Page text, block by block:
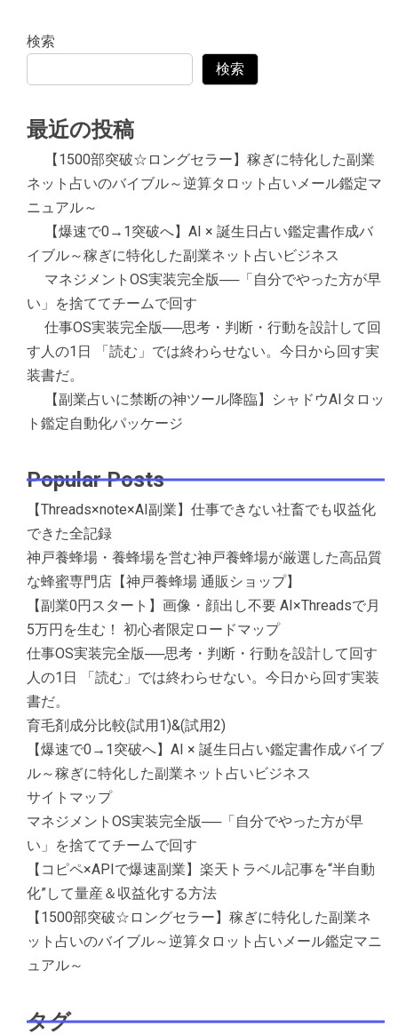
検索
検索
最近の投稿
【1500部突破☆ロングセラー】稼ぎに特化した副業
ネット占いのバイブル～逆算タロット占いメール鑑定マ
ニュアル～
【爆速で0→1突破へ】AI × 誕生日占い鑑定書作成バ
イブル～稼ぎに特化した副業ネット占いビジネス
マネジメントOS実装完全版──「自分でやった方が早
い」を捨ててチームで回す
仕事OS実装完全版──思考・判断・行動を設計して回
す人の1日 「読む」では終わらせない。今日から回す実
装書だ。
【副業占いに禁断の神ツール降臨】シャドウAIタロッ
ト鑑定自動化パッケージ
Popular Posts
【Threads×note×AI副業】仕事できない社畜でも収益化
できた全記録
神戸養蜂場・養蜂場を営む神戸養蜂場が厳選した高品質
な蜂蜜専門店【神戸養蜂場 通販ショップ】
【副業0円スタート】画像・顔出し不要 AI×Threadsで月
5万円を生む！ 初心者限定ロードマップ
仕事OS実装完全版──思考・判断・行動を設計して回す
人の1日 「読む」では終わらせない。今日から回す実装
書だ。
育毛剤成分比較(試用1)&(試用2)
【爆速で0→1突破へ】AI × 誕生日占い鑑定書作成バイブ
ル～稼ぎに特化した副業ネット占いビジネス
サイトマップ
マネジメントOS実装完全版──「自分でやった方が早
い」を捨ててチームで回す
【コピペ×APIで爆速副業】楽天トラベル記事を“半自動
化”して量産＆収益化する方法
【1500部突破☆ロングセラー】稼ぎに特化した副業ネ
ット占いのバイブル～逆算タロット占いメール鑑定マニ
ュアル～
タグ